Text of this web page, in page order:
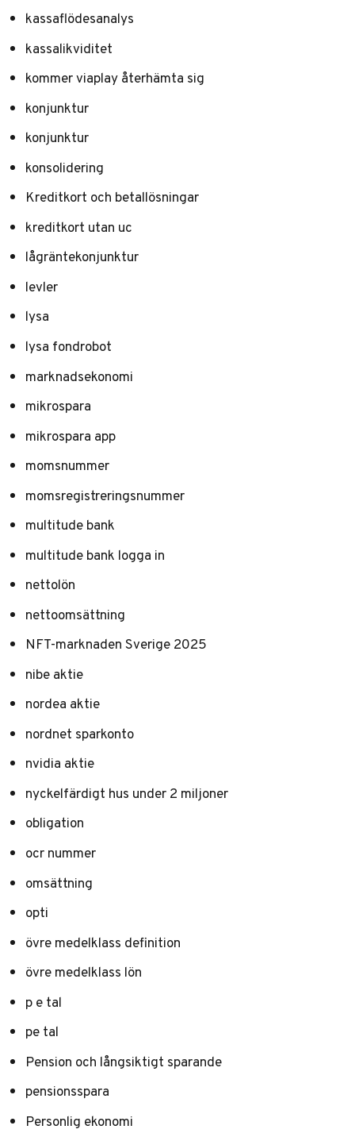
kassaflödesanalys
kassalikviditet
kommer viaplay återhämta sig
konjunktur
konjunktur
konsolidering
Kreditkort och betallösningar
kreditkort utan uc
lågräntekonjunktur
levler
lysa
lysa fondrobot
marknadsekonomi
mikrospara
mikrospara app
momsnummer
momsregistreringsnummer
multitude bank
multitude bank logga in
nettolön
nettoomsättning
NFT-marknaden Sverige 2025
nibe aktie
nordea aktie
nordnet sparkonto
nvidia aktie
nyckelfärdigt hus under 2 miljoner
obligation
ocr nummer
omsättning
opti
övre medelklass definition
övre medelklass lön
p e tal
pe tal
Pension och långsiktigt sparande
pensionsspara
Personlig ekonomi